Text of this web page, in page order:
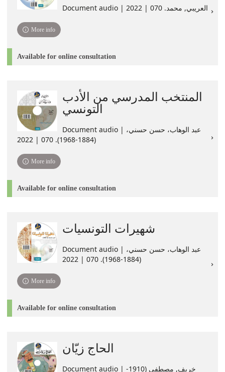
Document audio | العريبي, محمد. 070 | 2022
More info
Available for online consultation
المنتخب المدرسي من الأدب
التونسي
Document audio | ،عبد الوهاب، حسن حسني
(1884-1968). 070 | 2022
More info
Available for online consultation
شهيرات التونسيات
Document audio | ،عبد الوهاب، حسن حسني
(1884-1968). 070 | 2022
More info
Available for online consultation
الحاج زيّان
Document audio | خريف, مصطفى (1910-